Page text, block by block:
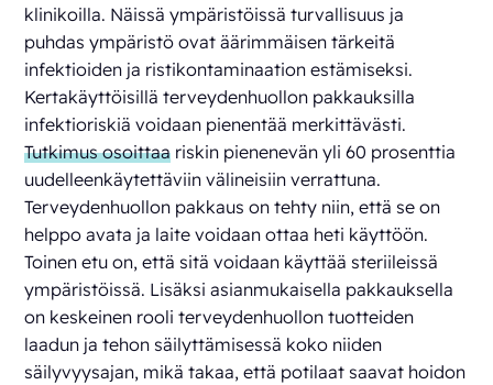
klinikoilla. Näissä ympäristöissä turvallisuus ja
puhdas ympäristö ovat äärimmäisen tärkeitä
infektioiden ja ristikontaminaation estämiseksi.
Kertakäyttöisillä terveydenhuollon pakkauksilla
infektioriskiä voidaan pienentää merkittävästi.
Tutkimus osoittaa riskin pienenevän yli 60 prosenttia
uudelleenkäytettäviin välineisiin verrattuna.
Terveydenhuollon pakkaus on tehty niin, että se on
helppo avata ja laite voidaan ottaa heti käyttöön.
Toinen etu on, että sitä voidaan käyttää steriileissä
ympäristöissä. Lisäksi asianmukaisella pakkauksella
on keskeinen rooli terveydenhuollon tuotteiden
laadun ja tehon säilyttämisessä koko niiden
säilyvyysajan, mikä takaa, että potilaat saavat hoidon